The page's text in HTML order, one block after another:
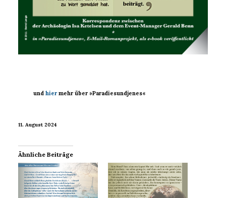
undhier mehr über »Paradiesundjenes«
11. August 2024
Ähnliche Beiträge